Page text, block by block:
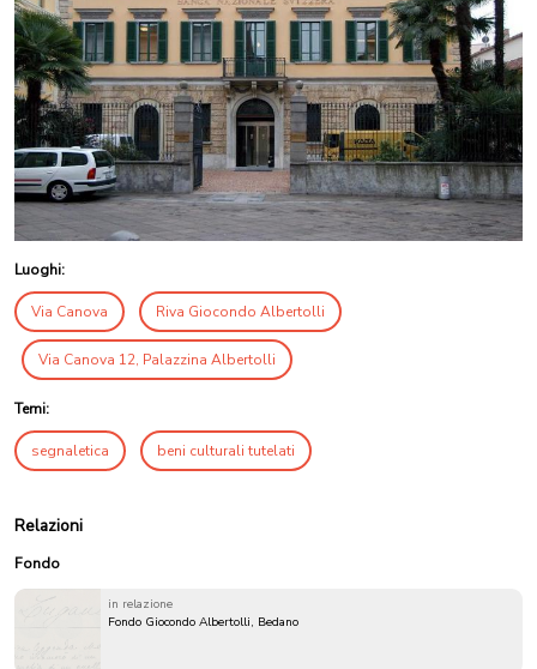
Luoghi:
Via Canova Riva Giocondo Albertolli
Via Canova 12, Palazzina Albertolli
Temi:
segnaletica beni culturali tutelati
Relazioni
Fondo
in relazione
Fondo Giocondo Albertolli, Bedano